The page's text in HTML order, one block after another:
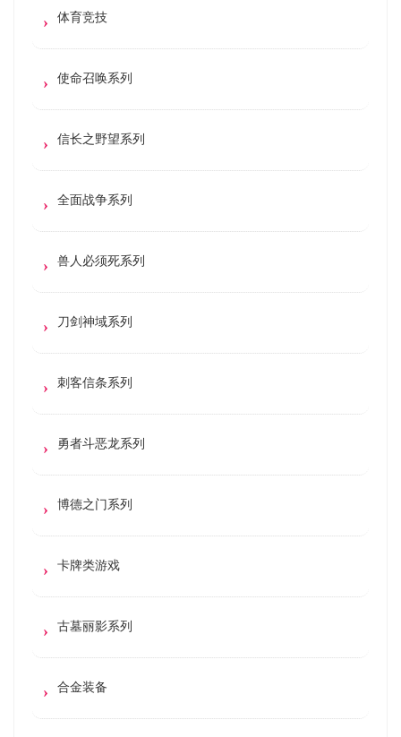
体育竞技
使命召唤系列
信长之野望系列
全面战争系列
兽人必须死系列
刀剑神域系列
刺客信条系列
勇者斗恶龙系列
博德之门系列
卡牌类游戏
古墓丽影系列
合金装备